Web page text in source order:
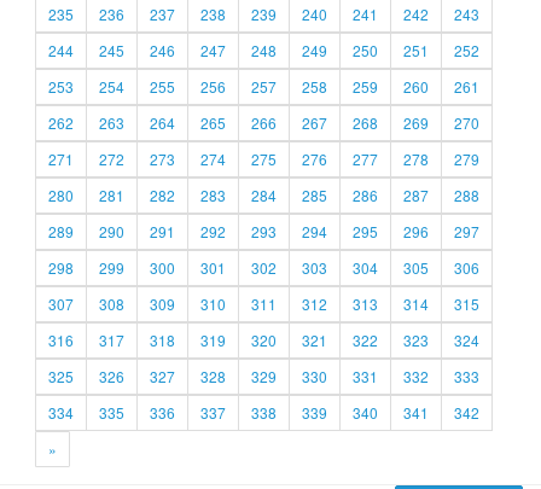
235
236 237 238 239 240 241 242
243
244
245 246 247 248 249 250 251
252
253
254 255 256 257 258 259 260
261
262
263 264 265 266 267 268 269
270
271
272 273 274 275 276 277 278
279
280
281 282 283 284 285 286 287
288
289
290 291 292 293 294 295 296
297
298
299 300 301 302 303 304 305
306
307
308 309 310 311 312 313 314
315
316
317 318 319 320 321 322 323
324
325
326 327 328 329 330 331 332
333
334
335 336 337 338 339 340 341
342
»